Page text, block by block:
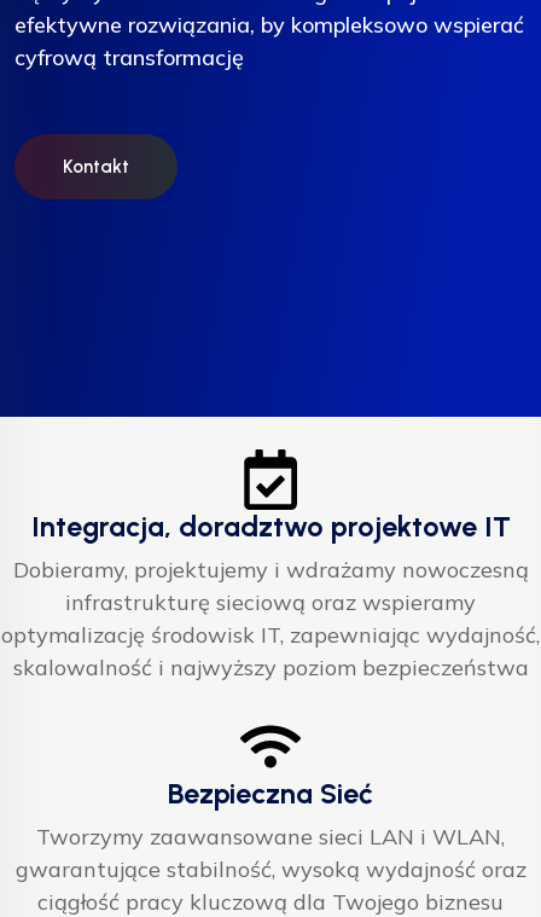
efektywne rozwiązania, by kompleksowo wspierać
cyfrową transformację
Kontakt
efektywne rozwiązania, by kompleksowo wspierać
cyfrową transformację
Kontakt
efektywne rozwiązania, by kompleksowo wspierać
cyfrową transformację
Kontakt
Integracja, doradztwo projektowe IT
Dobieramy, projektujemy i wdrażamy nowoczesną
infrastrukturę sieciową oraz wspieramy
optymalizację środowisk IT, zapewniając wydajność,
skalowalność i najwyższy poziom bezpieczeństwa
Bezpieczna Sieć
Tworzymy zaawansowane sieci LAN i WLAN,
gwarantujące stabilność, wysoką wydajność oraz
ciągłość pracy kluczową dla Twojego biznesu